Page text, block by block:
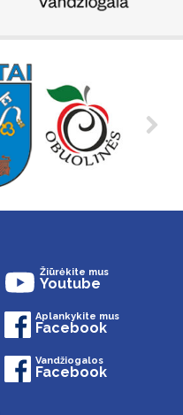
Žiūrėkite mus
Youtube
Aplankykite mus
Facebook
Vandžiogalos
Facebook